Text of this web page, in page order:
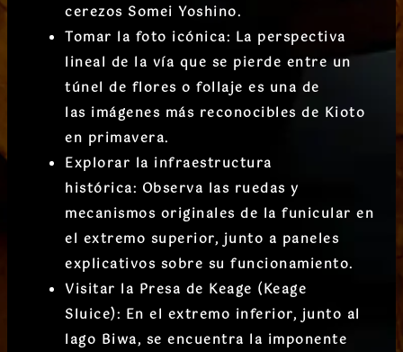
cerezos Somei Yoshino.
Tomar la foto icónica: La perspectiva
lineal de la vía que se pierde entre un
túnel de flores o follaje es una de
las imágenes más reconocibles de Kioto
en primavera.
Explorar la infraestructura
histórica: Observa las ruedas y
mecanismos originales de la funicular en
el extremo superior, junto a paneles
explicativos sobre su funcionamiento.
Visitar la Presa de Keage (Keage
Sluice): En el extremo inferior, junto al
lago Biwa, se encuentra la imponente